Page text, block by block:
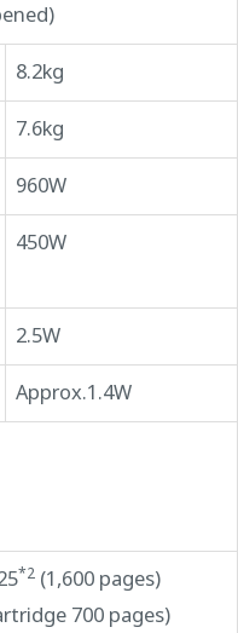
8.2kg
7.6kg
960W
450W
2.5W
Approx.1.4W
*2 (1,600 pages)
700 pages)